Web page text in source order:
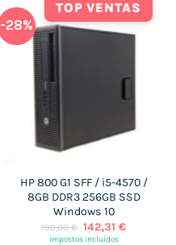
-28%
TOP VENTAS
HP 800 G1 SFF / i5-4570 /
8GB DDR3 256GB SSD
Windows 10
199,00€ O
preço
142,31 €O
impostos incluídos